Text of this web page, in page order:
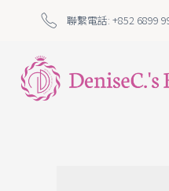
聯繫電話: +852 6899